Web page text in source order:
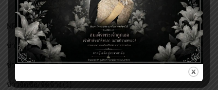
หา
รัช
NRSC(17)
ข่าวกิจกรรมศูนย์ฯ
ข่าวงานบริหารและบุคลากร(216)
ข่าวจัดซื้อ/จัดจ้าง(1)